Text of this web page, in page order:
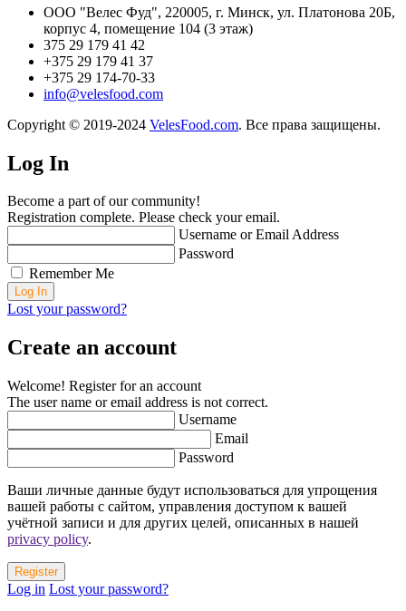
ООО "Велес Фуд", 220005, г. Минск, ул. Платонова 20Б,
корпус 4, помещение 104 (3 этаж)
375 29 179 41 42
+375 29 179 41 37
+375 29 174-70-33
info@velesfood.com
Copyright © 2019-2024 VelesFood.com. Все права защищены.
Log In
Become a part of our community!
Registration complete. Please check your email.
Username or Email Address
Password
Remember Me
Lost your password?
Create an account
Welcome! Register for an account
The user name or email address is not correct.
Username
Email
Password
Ваши личные данные будут использоваться для упрощения
вашей работы с сайтом, управления доступом к вашей
учётной записи и для других целей, описанных в нашей
privacy policy.
Log in Lost your password?